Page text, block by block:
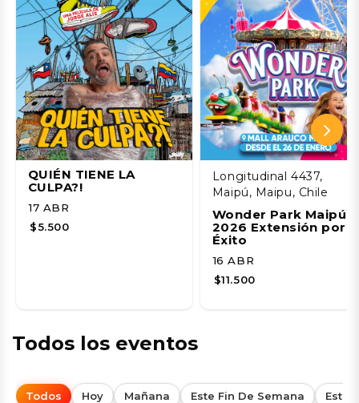
QUIÉN TIENE LA
CULPA?!
17 ABR
$5.500
Longitudinal 4437,
Maipú, Maipu, Chile
Wonder Park Maipú
2026 Extensión por
Éxito
16 ABR
$11.500
Todos los eventos
Todos Hoy Mañana Este Fin De Semana Esta